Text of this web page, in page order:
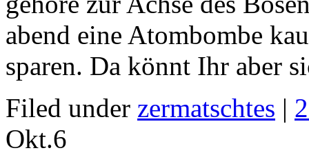
abend eine Atombombe
sparen. Da könnt Ihr aber
Filed under zermatschtes |
Okt.6